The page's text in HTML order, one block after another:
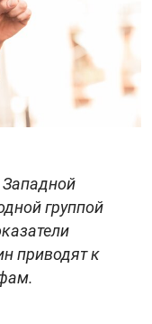
Западной
группой
приводят к